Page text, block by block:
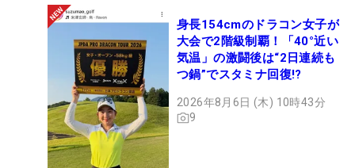
身長154cmのドラコン女子が
大会で2階級制覇！「40°近い
気温」の激闘後は“2日連続も
つ鍋”でスタミナ回復!?
2026年8月6日 (木) 10時43分
9